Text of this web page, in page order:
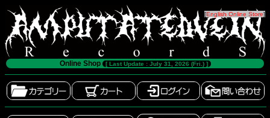
[English Online Store]
Online Shop [ Last Update : July 31, 2026 (Fri.) ]